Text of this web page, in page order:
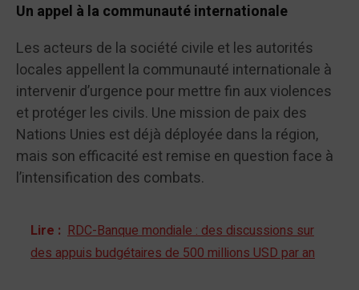
Un appel à la communauté internationale
Les acteurs de la société civile et les autorités
locales appellent la communauté internationale à
intervenir d’urgence pour mettre fin aux violences
et protéger les civils. Une mission de paix des
Nations Unies est déjà déployée dans la région,
mais son efficacité est remise en question face à
l’intensification des combats.
Lire : RDC-Banque mondiale : des discussions sur
des appuis budgétaires de 500 millions USD par an